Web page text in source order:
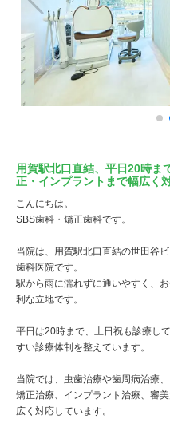
用賀駅北口直結、平日20時ま
正・インプラントまで幅広く
こんにちは。
SBS歯科・矯正歯科です。
当院は、用賀駅北口直結の世田谷
歯科医院です。
駅から雨に濡れずに通いやすく、
利な立地です。
平日は20時まで、土日祝も診療し
すい診療体制を整えています。
当院では、虫歯治療や歯周病治療
矯正治療、インプラント治療、審
広く対応しています。